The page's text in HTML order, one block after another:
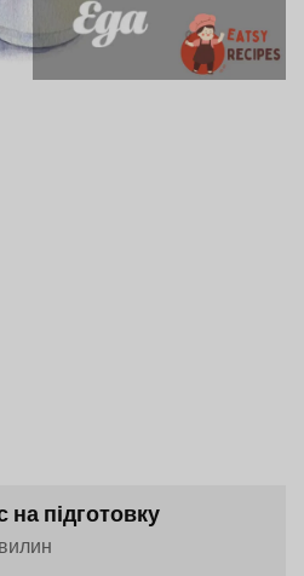
на підготовку